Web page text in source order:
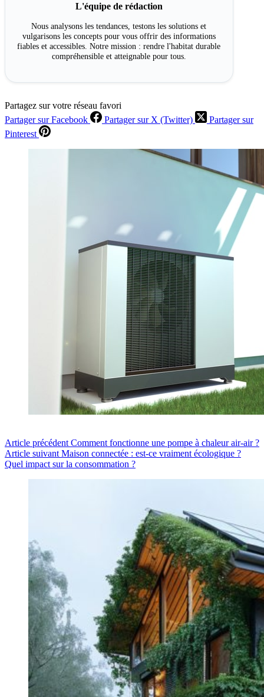
L'équipe de rédaction
Nous analysons les tendances, testons les solutions et
vulgarisons les concepts pour vous offrir des informations
fiables et accessibles. Notre mission : rendre l'habitat durable
compréhensible et atteignable pour tous.
Partagez sur votre réseau favori
Partager sur Facebook
Partager sur X (Twitter)
Partager sur
Pinterest
Article précédent Comment fonctionne une pompe à chaleur air-air ?
Article suivant Maison connectée : est-ce vraiment écologique ?
Quel impact sur la consommation ?